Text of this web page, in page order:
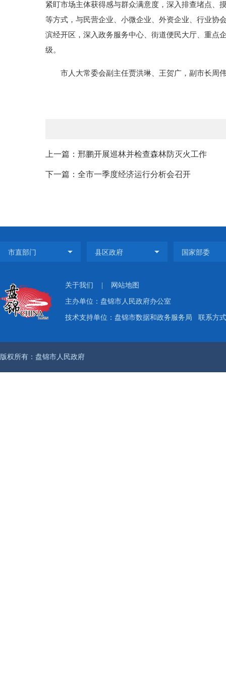
紧盯市场主体获得感与群众满意度，深入排查堵点、
等方式，与民营企业、小微企业、外资企业、行业协
滨经开区，深入政务服务中心、街道便民大厅、重点
级。
市人大常委会副主任贾洪琳、王贺广，副市长周
上一篇：邢鹏开展巡林并检查森林防灭火工作
下一篇：全市一季度经济运行分析会召开
关于我们 网站地图
主办单位：盘锦市人民政府办公室
技术支持单位：盘锦市数据和政务服务局 联系方
版权所有：盘锦市人民政府